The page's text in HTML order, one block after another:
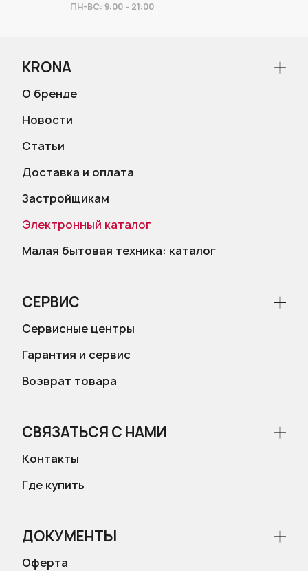
ПН-ВС: 9:00 - 21:00
KRONA
О бренде
Новости
Статьи
Доставка и оплата
Застройщикам
Электронный каталог
Малая бытовая техника: каталог
СЕРВИС
Сервисные центры
Гарантия и сервис
Возврат товара
СВЯЗАТЬСЯ С НАМИ
Контакты
Где купить
ДОКУМЕНТЫ
Оферта